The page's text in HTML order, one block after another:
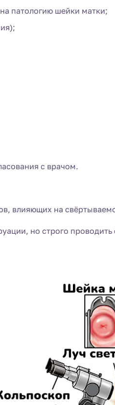
патологию шейки матки;
с врачом.
влияющих на
но строго проводить